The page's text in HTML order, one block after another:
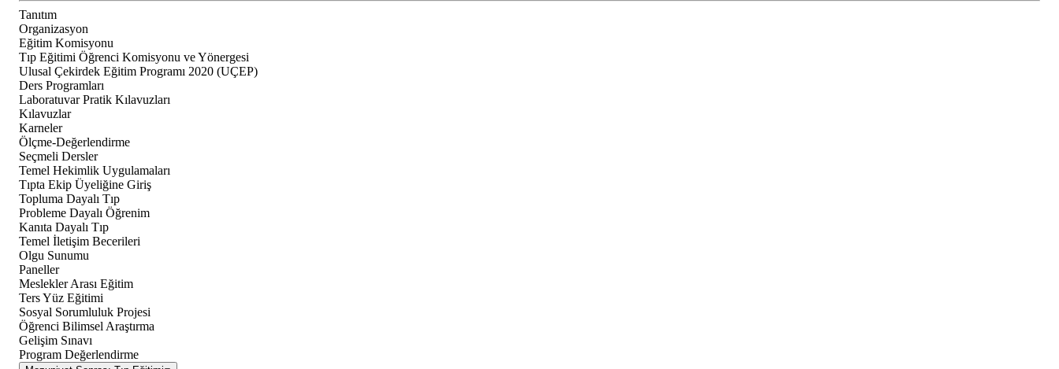
Tanıtım
Organizasyon
Eğitim Komisyonu
Tıp Eğitimi Öğrenci Komisyonu ve Yönergesi
Ulusal Çekirdek Eğitim Programı 2020 (UÇEP)
Ders Programları
Laboratuvar Pratik Kılavuzları
Kılavuzlar
Karneler
Ölçme-Değerlendirme
Seçmeli Dersler
Temel Hekimlik Uygulamaları
Tıpta Ekip Üyeliğine Giriş
Topluma Dayalı Tıp
Probleme Dayalı Öğrenim
Kanıta Dayalı Tıp
Temel İletişim Becerileri
Olgu Sunumu
Paneller
Meslekler Arası Eğitim
Ters Yüz Eğitimi
Sosyal Sorumluluk Projesi
Öğrenci Bilimsel Araştırma
Gelişim Sınavı
Program Değerlendirme